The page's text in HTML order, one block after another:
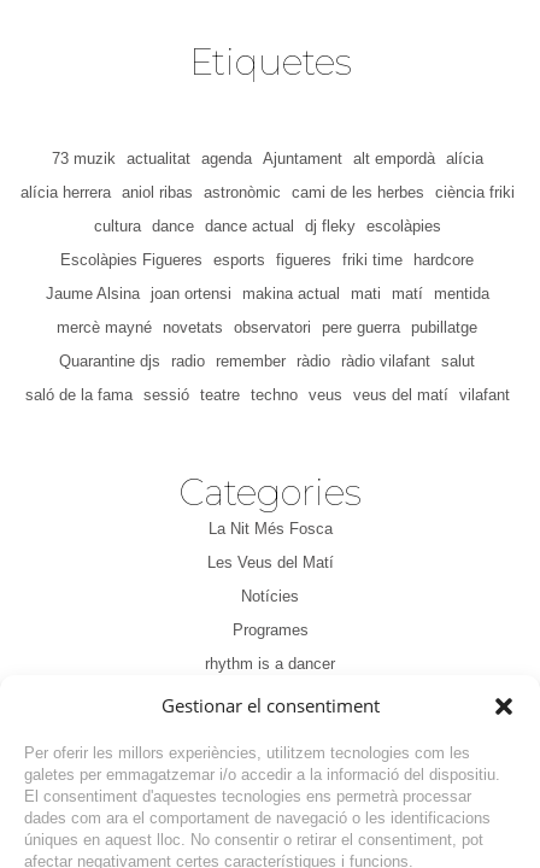
Gestionar el consentiment
Per oferir les millors experiències, utilitzem tecnologies com les
galetes per emmagatzemar i/o accedir a la informació del dispositiu.
El consentiment d'aquestes tecnologies ens permetrà processar
dades com ara el comportament de navegació o les identificacions
úniques en aquest lloc. No consentir o retirar el consentiment, pot
afectar negativament certes característiques i funcions.
Etiquetes
73 muzik actualitat agenda Ajuntament alt empordà
alícia
alícia herrera
aniol ribas astronòmic cami de les herbes
ciència friki
cultura
dance dance actual dj fleky
escolàpies
Escolàpies Figueres
esports figueres friki time
hardcore
Jaume Alsina
joan ortensi makina actual mati matí
mentida
mercè mayné
novetats observatori pere guerra pubillatge
Quarantine djs
radio remember ràdio ràdio vilafant salut
saló de la fama
sessió teatre techno veus veus del matí vilafant
Categories
La Nit Més Fosca
Les Veus del Matí
Notícies
Programes
rhythm is a dancer
Sense categoria